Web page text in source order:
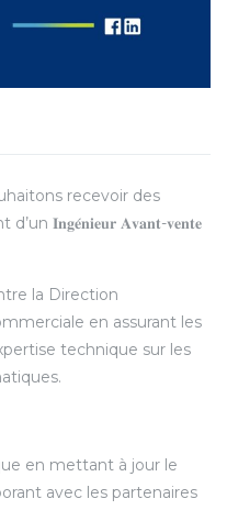
recevoir des
𝐈𝐧𝐠𝐞́𝐧𝐢𝐞𝐮𝐫 𝐀𝐯𝐚𝐧𝐭-𝐯𝐞𝐧𝐭𝐞
la Direction
en assurant les
technique sur les
en mettant à jour le
avec les partenaires